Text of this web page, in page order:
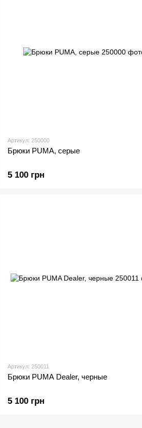
Артикул: 250000
Брюки PUMA, серые
5 100 грн
Артикул: 250011
Брюки PUMA Dealer, черные
5 100 грн